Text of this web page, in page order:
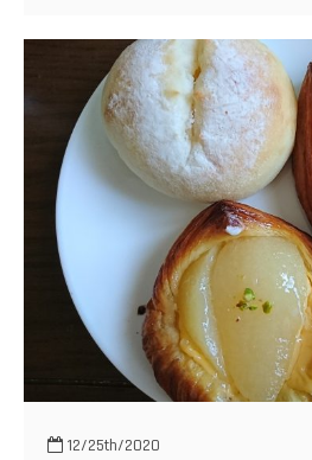
の
ガ
パ
オ
弁
当
（税
込
400
円）
12/25th/2020